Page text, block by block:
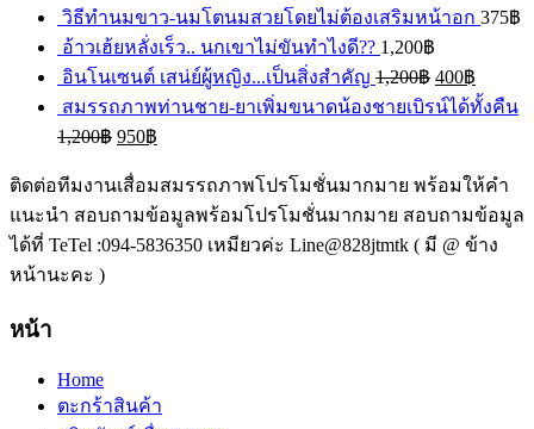
วิธีทำนมขาว-นมโตนมสวยโดยไม่ต้องเสริมหน้าอก 375฿
อ้าวเฮ้ยหลั่งเร็ว.. นกเขาไม่ขันทำไงดี?? 1,200฿
อินโนเซนต์ เสน่ย์ผู้หญิง...เป็นสิ่งสำคัญ 1,200฿ 400฿
สมรรถภาพท่านชาย-ยาเพิ่มขนาดน้องชายเบิรน์ได้ทั้งคืน
1,200฿ 950฿
ติดต่อทีมงานเสื่อมสมรรถภาพโปรโมชั่นมากมาย พร้อมให้คำ
แนะนำ สอบถามข้อมูลพร้อมโปรโมชั่นมากมาย สอบถามข้อมูล
ได้ที่ TeTel :094-5836350 เหมียวค่ะ Line@828jtmtk ( มี @ ข้าง
หน้านะคะ )
หน้า
Home
ตะกร้าสินค้า